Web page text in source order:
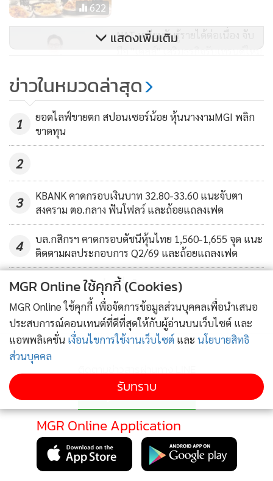
622
NAT เตรียมรับรู้รายได้ต่อเนื่อง จับ
มือ "เดลล์" เสริมธุรกิจรับเทรนด์ใหม่
แสดงเพิ่มเติม
ข่าวในหมวดล่าสุด
1
ยอดไลฟ์ขายตก สปอนเซอร์น้อย หุ้นนางงามMGI พลิก
ขาดทุน
2
3
KBANK คาดกรอบเงินบาท 32.80-33.60 แนะจับตา
สงคราม ตอ.กลาง ฟันโฟลว์ และถ้อยแถลงเฟด
4
บล.กสิกรฯ คาดกรอบดัชนีหุ้นไทย 1,560-1,655 จุด แนะ
ติดตามผลประกอบการ Q2/69 และถ้อยแถลงเฟด
ข่าวอื่นในหมวด
ติดตามข่าวสารผ่านทาง LINE
MGR Online Application
MGR Online ใช้คุกกี้ (Cookies)
MGR Online ใช้คุกกี้ เพื่อจัดการข้อมูลส่วนบุคคลเพื่อนำเสนอ
ประสบการณ์คอนเทนต์ที่ดีที่สุดให้กับผู้อ่านบนเว็บไซต์ และ
แอพพลิเคชั่น เงื่อนไขการใช้งานเว็บไซต์ และ นโยบายสิทธิ
ส่วนบุคคล
รับทราบ